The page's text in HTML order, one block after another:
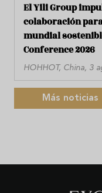
El Yili Group
colaboración
mundial
Conference 2026
HOHHOT, China, 3
Más noticias